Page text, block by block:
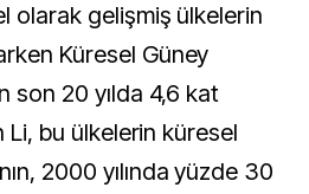
olarak gelişmiş ülkelerin
Küresel Güney
son 20 yılda 4,6 kat
Li, bu ülkelerin küresel
2000 yılında yüzde 30